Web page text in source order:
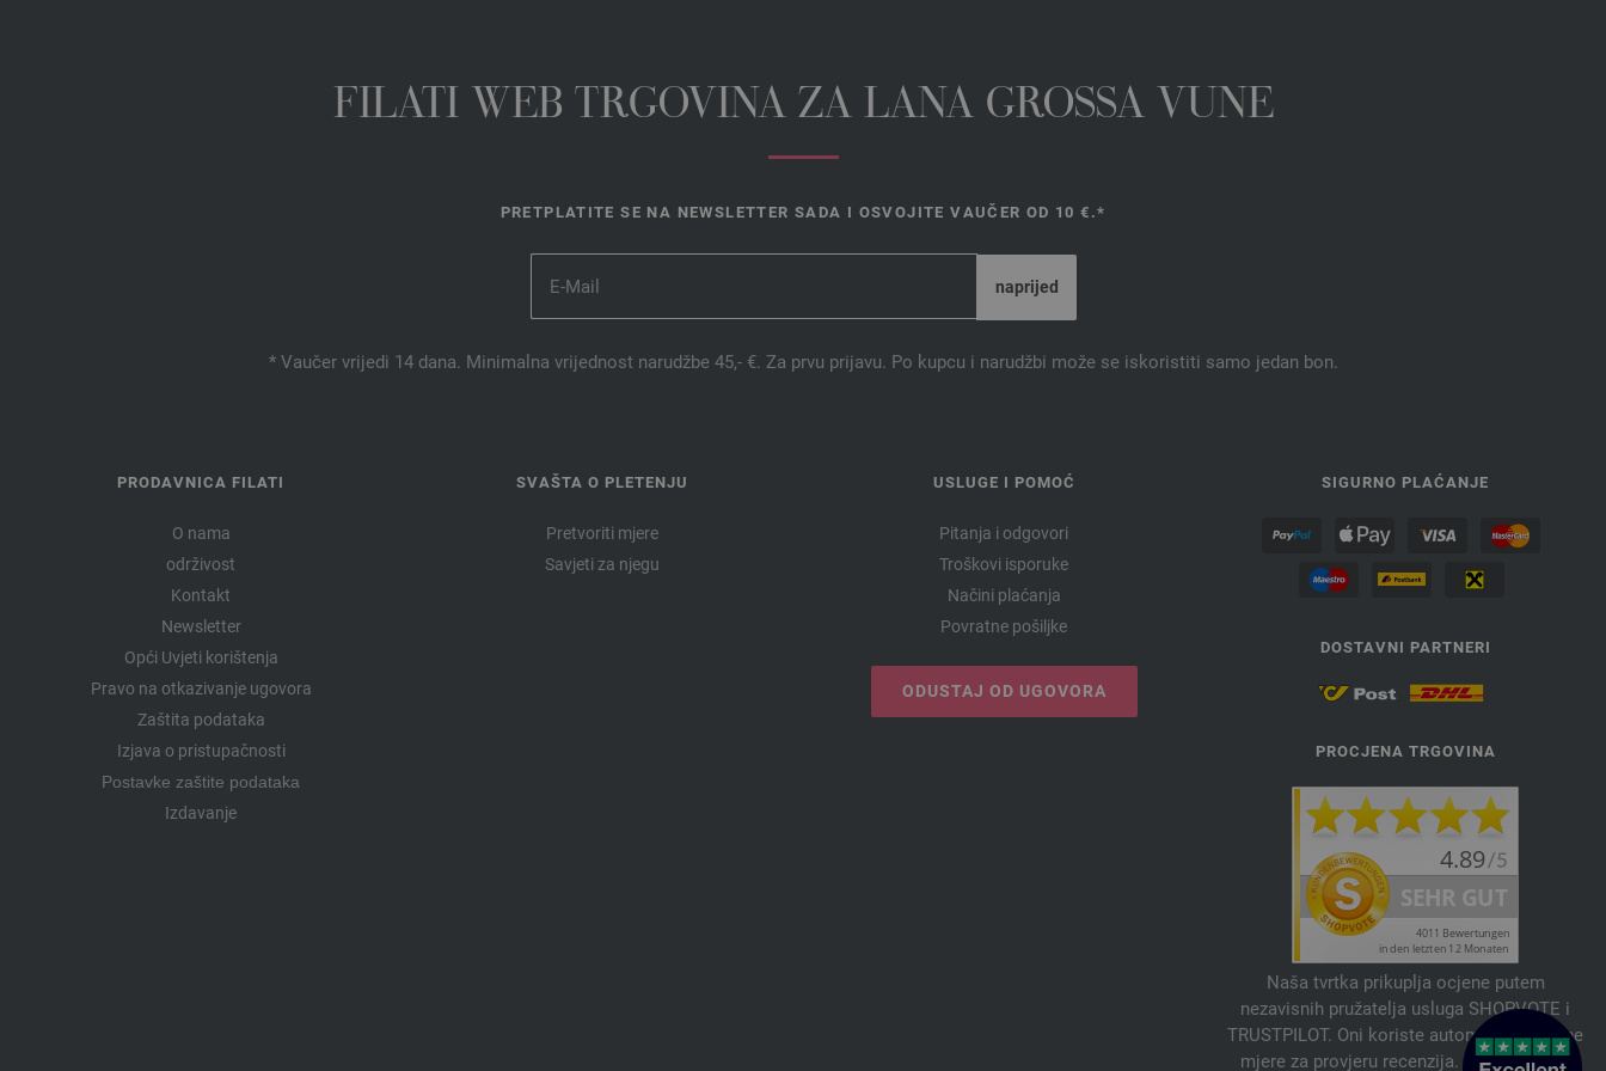
FILATI WEB TRGOVINA ZA LANA GROSSA VUNE
PRETPLATITE SE NA NEWSLETTER SADA I OSVOJITE VAUČER OD 10 €.*
* Vaučer vrijedi 14 dana. Minimalna vrijednost narudžbe 45,- €. Za prvu prijavu. Po kupcu i narudžbi može se iskoristiti samo jedan bon.
PRODAVNICA FILATI
O nama
održivost
Kontakt
Newsletter
Opći Uvjeti korištenja
Pravo na otkazivanje ugovora
Zaštita podataka
Izjava o pristupačnosti
Postavke zaštite podataka
Izdavanje
SVAŠTA O PLETENJU
Pretvoriti mjere
Savjeti za njegu
USLUGE I POMOĆ
Pitanja i odgovori
Troškovi isporuke
Načini plaćanja
Povratne pošiljke
ODUSTAJ OD UGOVORA
SIGURNO PLAĆANJE
DOSTAVNI PARTNERI
PROCJENA TRGOVINA
Naša tvrtka prikuplja ocjene putem
nezavisnih pružatelja usluga SHOPVOTE i
TRUSTPILOT. Oni koriste automatske i ručne
mjere za provjeru recenzija. Informacije o